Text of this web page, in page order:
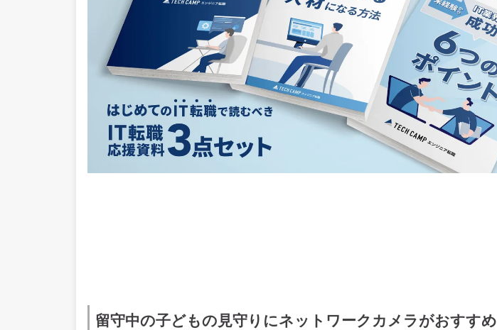
留守中の子どもの見守りにネットワークカメラがおすすめ